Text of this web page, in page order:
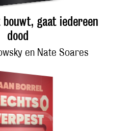
gaat iedereen
dood
en Nate Soares